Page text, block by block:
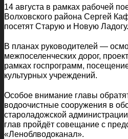
14 августа в рамках рабочей
Волховского района Сергей
посетят Старую и Новую Ладогу.
В планах руководителей —
межпоселенческих дорог,
рамках госпрограмм,
культурных учреждений.
Особое внимание главы
водоочистные сооружения в
староладожской
глав пройдёт совещание с
«Леноблводоканал».